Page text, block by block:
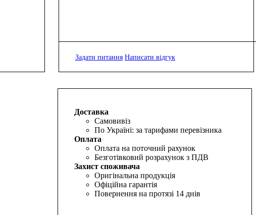
Задати питання Написати відгук
Доставка
Самовивіз
По Україні: за тарифами перевізника
Оплата
Оплата на поточний рахунок
Безготівковий розрахунок з ПДВ
Захист споживача
Оригінальна продукція
Офіційна гарантія
Повернення на протязі 14 днів